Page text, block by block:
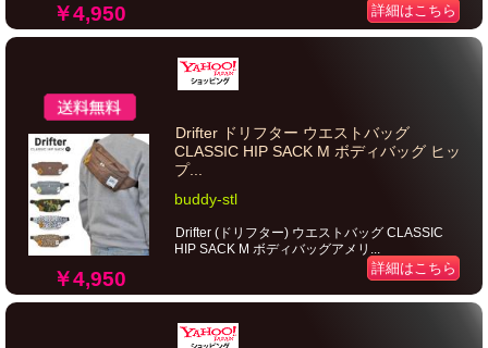
￥4,950 詳細はこちら
￥4,950
Drifter ドリフター ウエストバッグ
CLASSIC HIP SACK M ボディバッグ ヒッ
プ...
buddy-stl
Drifter (ドリフター) ウエストバッグ CLASSIC
HIP SACK M ボディバッグアメリ...
詳細はこちら